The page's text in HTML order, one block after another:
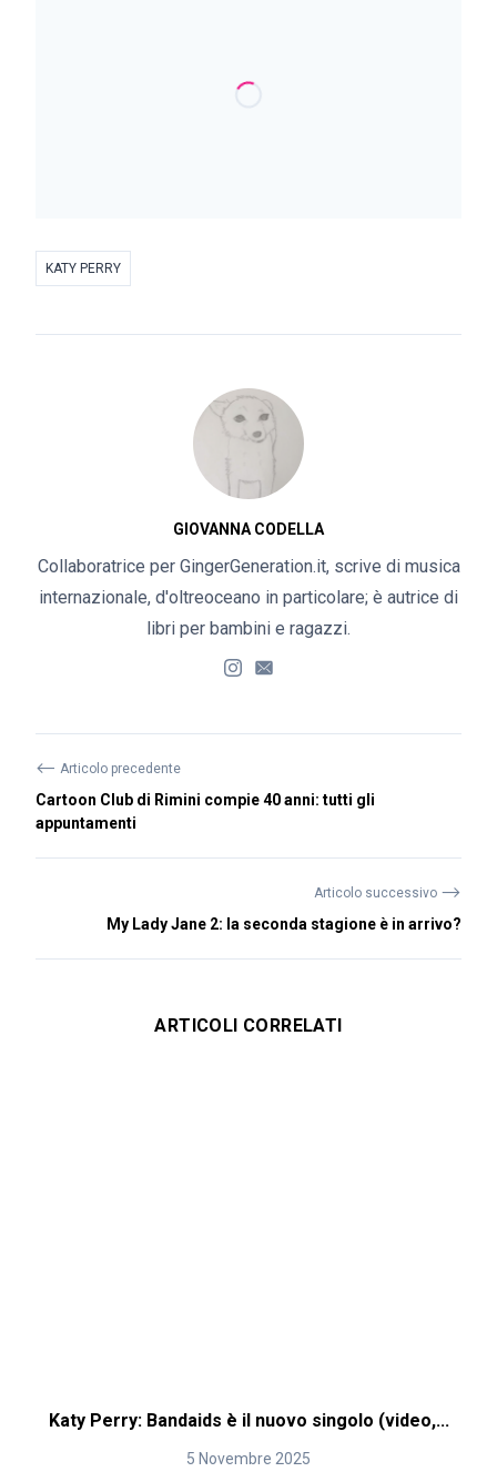
KATY PERRY
GIOVANNA CODELLA
Collaboratrice per GingerGeneration.it, scrive di musica
internazionale, d'oltreoceano in particolare; è autrice di
libri per bambini e ragazzi.
⟵ Articolo precedente
Cartoon Club di Rimini compie 40 anni: tutti gli
appuntamenti
Articolo successivo ⟶
My Lady Jane 2: la seconda stagione è in arrivo?
ARTICOLI CORRELATI
Katy Perry: Bandaids è il nuovo singolo (video,...
5 Novembre 2025